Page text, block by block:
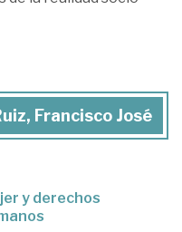
Francisco José
y derechos